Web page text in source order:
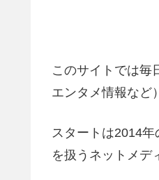
このサイトでは毎
エンタメ情報など
スタートは2014
を扱うネットメデ